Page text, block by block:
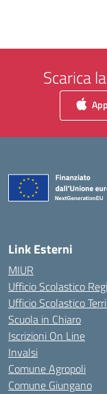
Scarica
Link Esterni
MIUR
Ufficio Scolastico
Ufficio Scolastico
Scuola in Chiaro
Iscrizioni On Line
Invalsi
Comune Agropoli
Comune Giungano